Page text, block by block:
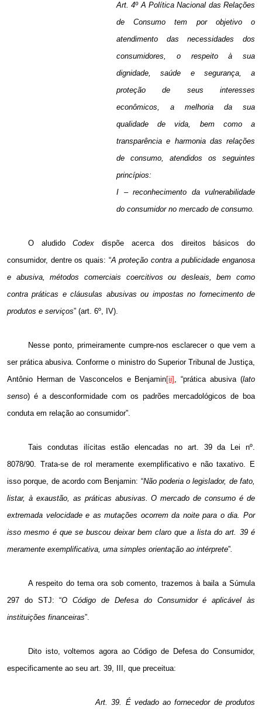
Art. 4º A Política Nacional das Relações
de Consumo tem por objetivo o
atendimento das necessidades dos
consumidores, o respeito à sua
dignidade, saúde e segurança, a
proteção de seus interesses
econômicos, a melhoria da sua
qualidade de vida, bem como a
transparência e harmonia das relações
de consumo, atendidos os seguintes
princípios:
I – reconhecimento da vulnerabilidade
do consumidor no mercado de consumo.
O aludidoCodex dispõe acerca dos direitos básicos do
consumidor, dentre os quais: “A proteção contra a publicidade enganosa
e abusiva, métodos comerciais coercitivos ou desleais, bem como
contra práticas e cláusulas abusivas ou impostas no fornecimento de
produtos e serviços” (art. 6º, IV).
Nesse ponto, primeiramente cumpre-nos esclarecer o que vem a
ser prática abusiva. Conforme o ministro do Superior Tribunal de Justiça,
Antônio Herman de Vasconcelos e Benjamin[ii] , “prática abusiva (lato
senso) é a desconformidade com os padrões mercadológicos de boa
conduta em relação ao consumidor”.
Tais condutas ilícitas estão elencadas no art. 39 da Lei nº.
8078/90. Trata-se de rol meramente exemplificativo e não taxativo. E
isso porque, de acordo com Benjamin: “Não poderia o legislador, de fato,
listar, à exaustão, as práticas abusivas. O mercado de consumo é de
extremada velocidade e as mutações ocorrem da noite para o dia. Por
isso mesmo é que se buscou deixar bem claro que a lista do art. 39 é
meramente exemplificativa, uma simples orientação ao intérprete”.
A respeito do tema ora sob comento, trazemos à baila a Súmula
297 do STJ: “O Código de Defesa do Consumidor é aplicável às
instituições financeiras”.
Dito isto, voltemos agora ao Código de Defesa do Consumidor,
especificamente ao seu art. 39, III, que preceitua:
Art. 39. É vedado ao fornecedor de produtos